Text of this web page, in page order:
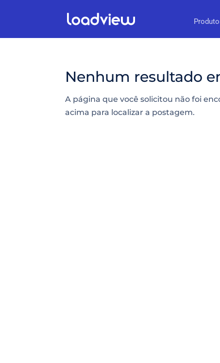
Nenhum resultado
A página que você solicitou não foi
acima para localizar a postagem.